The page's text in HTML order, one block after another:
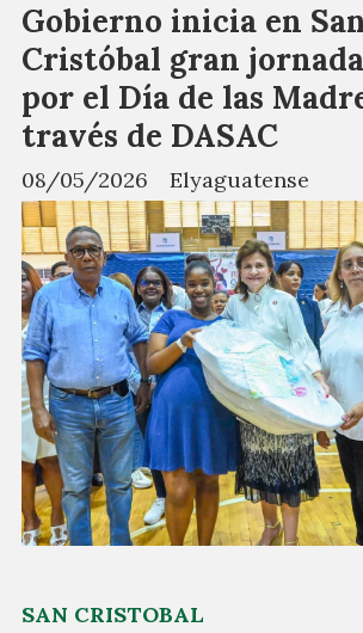
Gobierno inicia en
Cristóbal gran
por el Día de las
través de DASAC
Elyaguatense
08/05/2026
SAN CRISTOBAL